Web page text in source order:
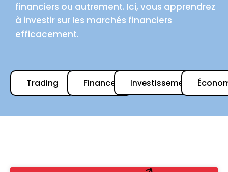
financiers ou autrement. Ici, vous apprendrez
à investir sur les marchés financiers
efficacement.
Trading Finance Investissement